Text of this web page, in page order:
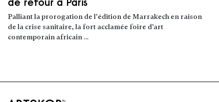
Palliant la prorogation de l’édition de Marrakech en raison
de la crise sanitaire, la fort acclamée foire d’art
contemporain africain …
Lire la suite